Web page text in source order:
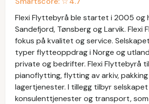
Flexi Flyttebyrå ble startet i 2005 og
Sandefjord, Tønsberg og Larvik. Flexi
fokus på kvalitet og service.
typer flytteoppdrag i Norge og
private og bedrifter. Flexi Flyttebyrå
pianoflytting, flytting av arkiv,
lagertjenester. I tillegg tilbyr selskapet
konsulenttjenester og transport,